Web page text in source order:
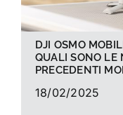
Cerca
per:
DJI OSMO
QUALI SONO LE
PRECEDENTI
18/02/2025